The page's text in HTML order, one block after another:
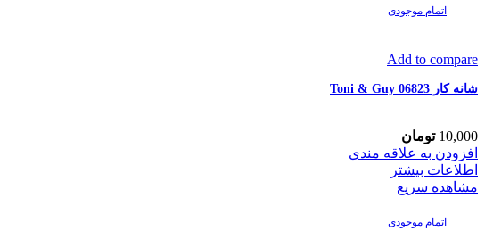
اتمام موجودی
Add to compare
شانه کار 06823 Toni & Guy
10,000 تومان
افزودن به علاقه مندی
اطلاعات بیشتر
مشاهده سریع
اتمام موجودی